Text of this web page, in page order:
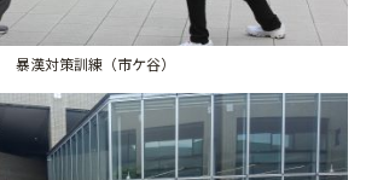
暴漢対策訓練（市ケ谷）